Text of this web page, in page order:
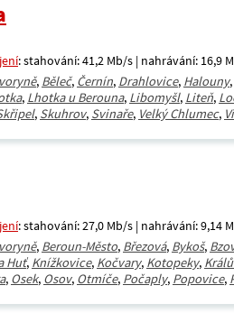
: stahování: 41,2 Mb/s | nahrávání: 16,9
, Běleč, Černín, Drahlovice, Halouny,
, Lhotka u Berouna, Libomyšl, Liteň,
, Skuhrov, Svinaře, Velký Chlumec,
: stahování: 27,0 Mb/s | nahrávání: 9,14
, Beroun-Město, Březová, Bykoš,
Huť, Knížkovice, Kočvary, Kotopeky,
, Osek, Osov, Otmíče, Počaply, Popovice,